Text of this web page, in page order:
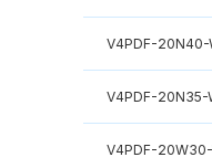
V4PDF-20N40-
V4PDF-20N35-
V4PDF-